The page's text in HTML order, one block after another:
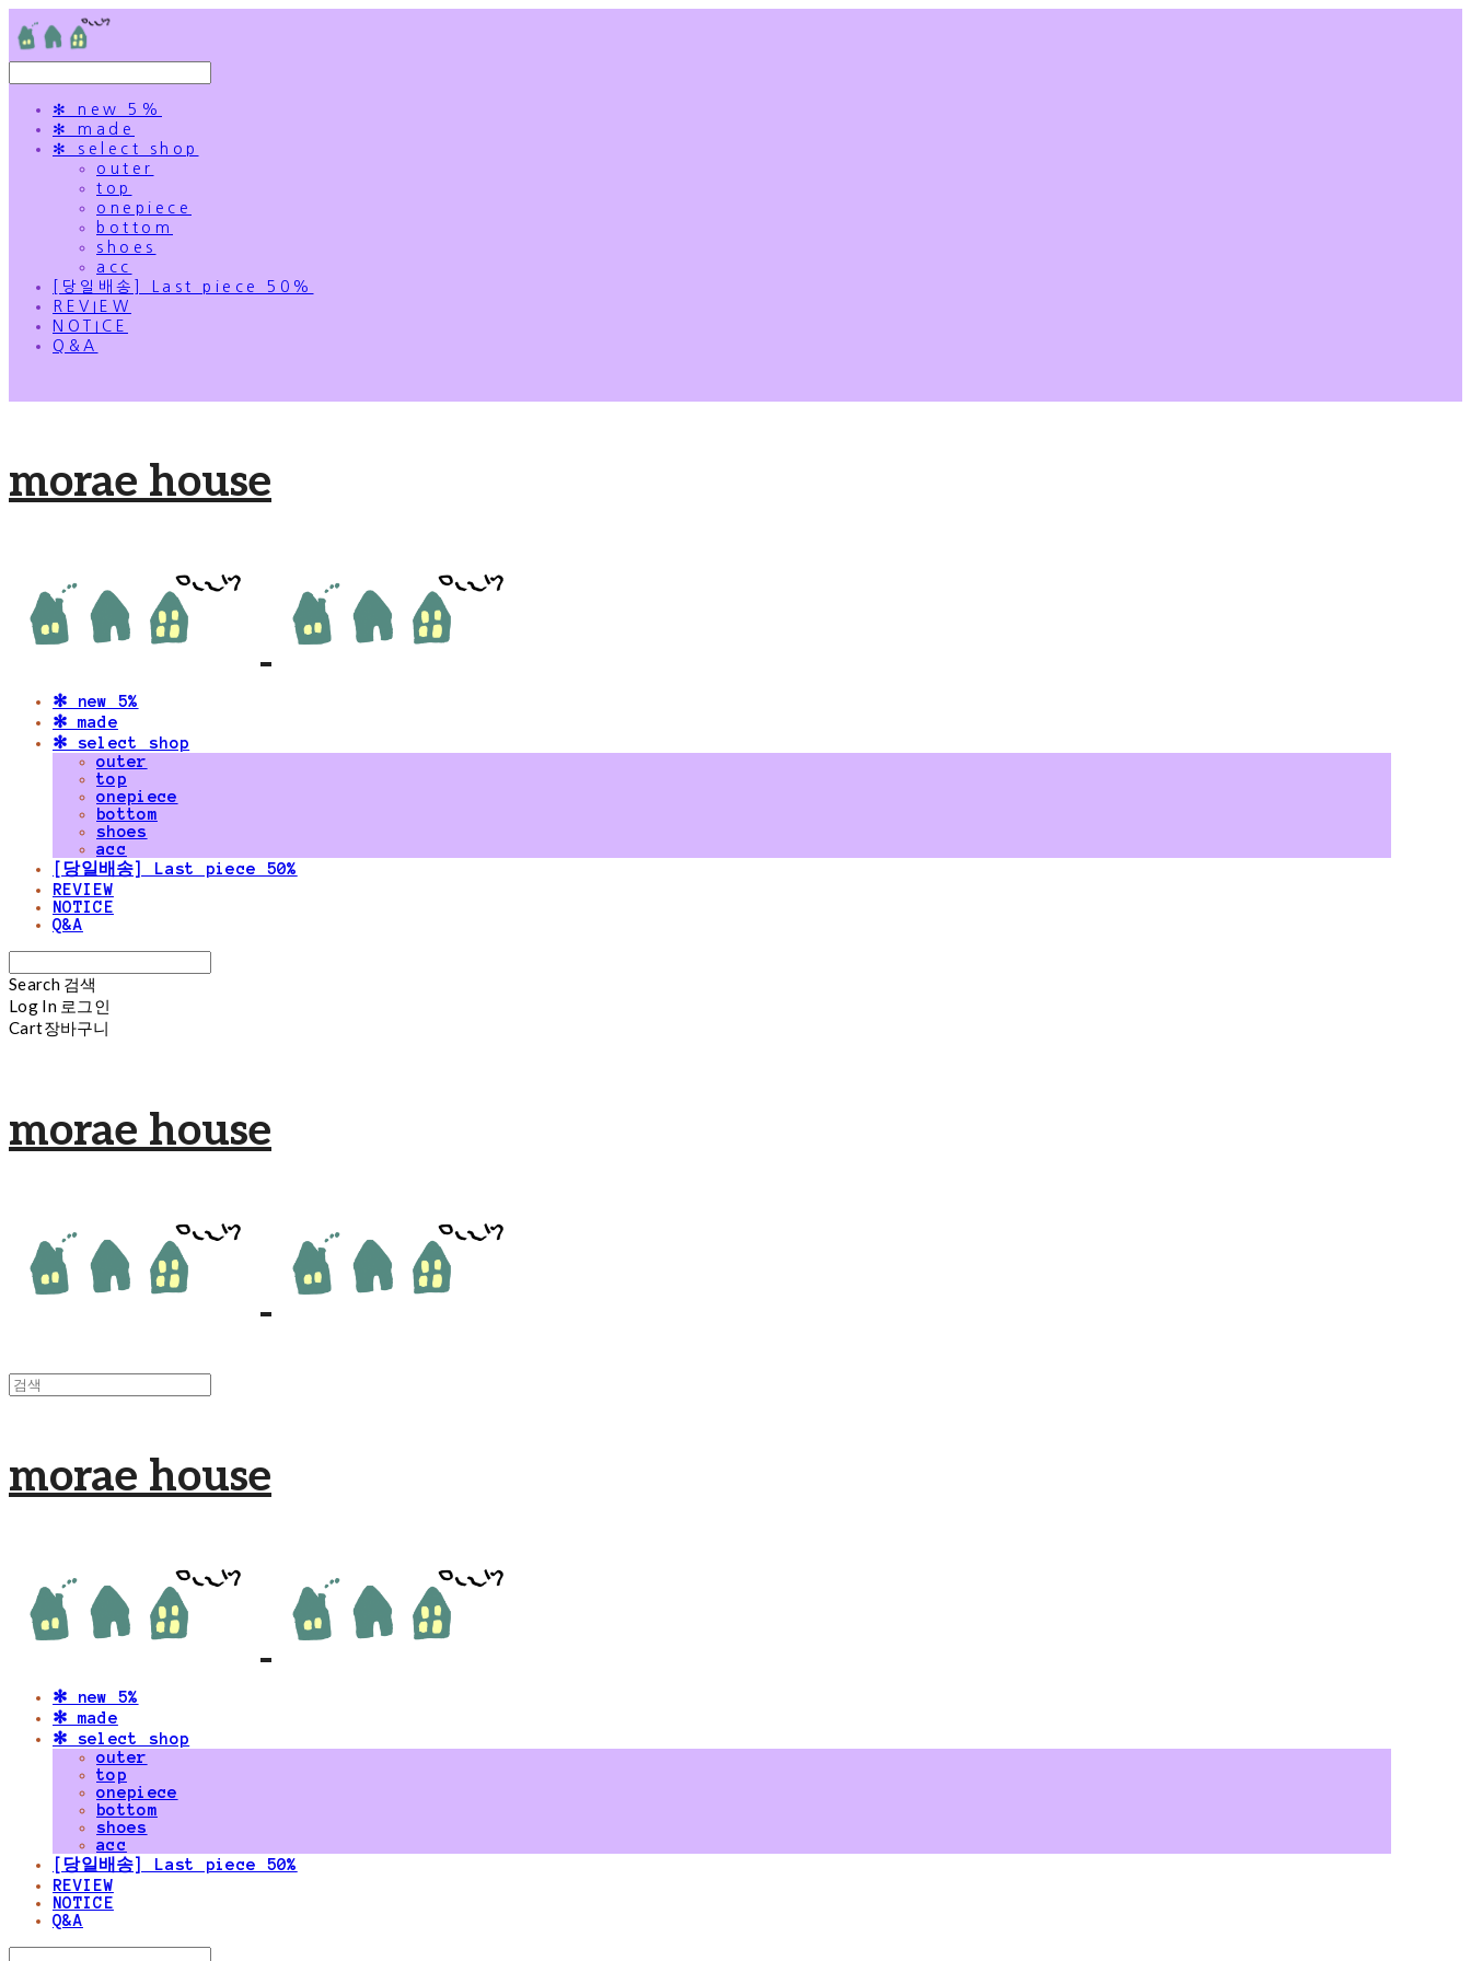
✻ new 5%
✻ made
✻ select shop
outer
top
onepiece
bottom
shoes
acc
[당일배송] Last piece 50%
REVIEW
NOTICE
Q&A
morae house
✻ new 5%
✻ made
✻ select shop
outer
top
onepiece
bottom
shoes
acc
[당일배송] Last piece 50%
REVIEW
NOTICE
Q&A
Search 검색
Log In 로그인
Cart장바구니
morae house
morae house
✻ new 5%
✻ made
✻ select shop
outer
top
onepiece
bottom
shoes
acc
[당일배송] Last piece 50%
REVIEW
NOTICE
Q&A